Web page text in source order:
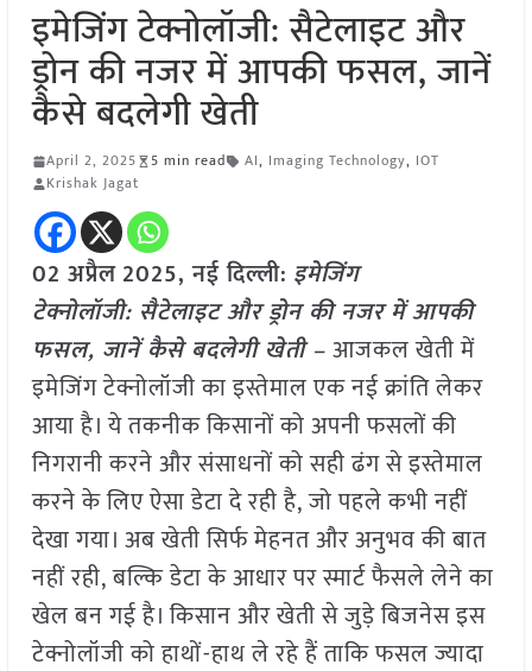
इमेजिंग टेक्नोलॉजी: सैटेलाइट और
ड्रोन की नजर में आपकी फसल, जानें
कैसे बदलेगी खेती
April 2, 2025 5 min read AI, Imaging Technology, IOT
Krishak Jagat
02 अप्रैल2025, नई दिल्ली: इमेजिंग
टेक्नोलॉजी: सैटेलाइट और ड्रोन की नजर में आपकी
फसल, जानें कैसे बदलेगी खेती –आजकल खेती में
इमेजिंग टेक्नोलॉजी का इस्तेमाल एक नई क्रांति लेकर
आया है। ये तकनीक किसानों को अपनी फसलों की
निगरानी करने और संसाधनों को सही ढंग से इस्तेमाल
करने के लिए ऐसा डेटा दे रही है, जो पहले कभी नहीं
देखा गया। अब खेती सिर्फ मेहनत और अनुभव की बात
नहीं रही, बल्कि डेटा के आधार पर स्मार्ट फैसले लेने का
खेल बन गई है। किसान और खेती से जुड़े बिजनेस इस
टेक्नोलॉजी को हाथों-हाथ ले रहे हैं ताकि फसल ज्यादा